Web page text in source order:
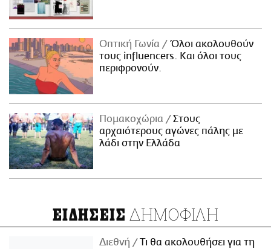
Οπτική Γωνία
Όλοι ακολουθούν
τους influencers. Και όλοι τους
περιφρονούν.
Πομακοχώρια
Στους
αρχαιότερους αγώνες πάλης με
λάδι στην Ελλάδα
ΕΙΔΗΣΕΙΣ ΔΗΜΟΦΙΛΗ
Διεθνή Τι θα ακολουθήσει για τη